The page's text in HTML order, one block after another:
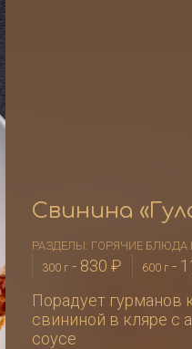
Свинина
РАЗДЕЛЫ: ГОРЯЧИЕ БЛЮДА
300 г - 830₽ 600 г -
Порадует
свининой в кляре с
соусе